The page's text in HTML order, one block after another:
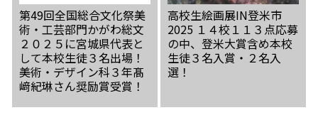
第49回全国総合文化祭美
術・工芸部門かがわ総文
２０２５に宮城県代表と
して本校生徒３名出場！
美術・デザイン科３年髙
﨑紀琳さん奨励賞受賞！
高校生絵画展IN登米市
2025 １４校１１３点応募
の中、登米大賞含め本校
生徒３名入賞・２名入
選！